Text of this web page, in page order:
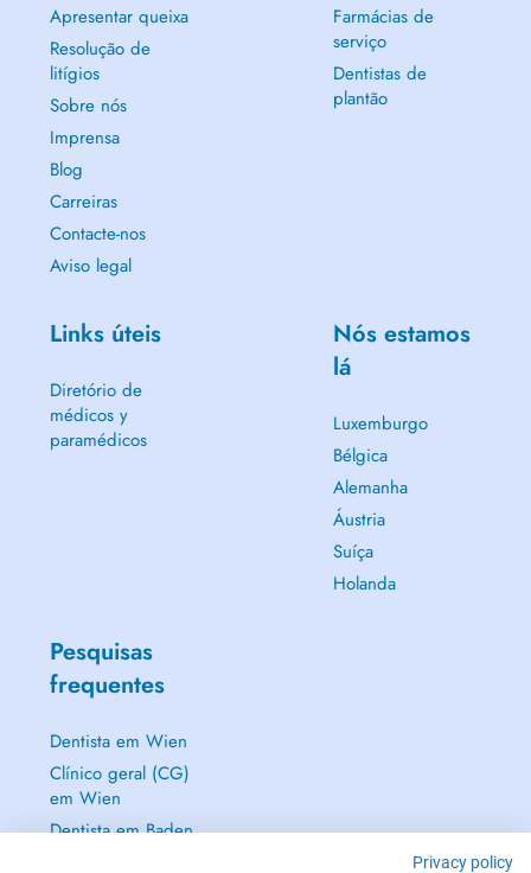
Apresentar queixa
Resolução de
litígios
Sobre nós
Imprensa
Blog
Carreiras
Contacte-nos
Aviso legal
Farmácias de
serviço
Dentistas de
plantão
Links úteis
Diretório de
médicos y
paramédicos
Nós estamos
lá
Luxemburgo
Bélgica
Alemanha
Áustria
Suíça
Holanda
Pesquisas
frequentes
Dentista em Wien
Clínico geral (CG)
em Wien
Dentista em Baden
Privacy policy